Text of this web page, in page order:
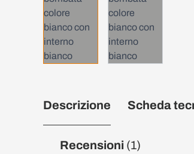
Descrizione Scheda
Recensioni (1)